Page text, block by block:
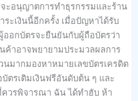
ะอนุญาตการทำธุรกรรมและร้าน
ะเงินนี้อีกครั้ง เมื่อปัญหาได้รับ
ออกบัตรจะยืนยันกับผู้ถือบัตรว่า
ค้าอาจพยายามประมวลผลการ
มากมองหาหมายเลขบัตรเครดิต
ตรเติมเงินฟรีอันดับต้น ๆ และ
ควรพิจารณา ฉัน ได้ทำฮับ ห้า